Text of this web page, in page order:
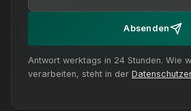
Absenden
Antwort werktags in 24 Stunden. Wie
verarbeiten, steht in der